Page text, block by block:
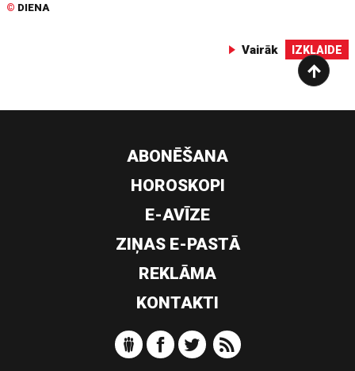
© DIENA
Vairāk IZKLAIDE
ABONĒŠANA
HOROSKOPI
E-AVĪZE
ZIŅAS E-PASTĀ
REKLĀMA
KONTAKTI